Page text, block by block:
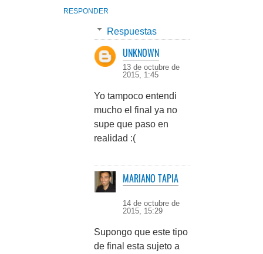
RESPONDER
Respuestas
UNKNOWN
13 de octubre de
2015, 1:45
Yo tampoco entendi
mucho el final ya no
supe que paso en
realidad :(
MARIANO TAPIA
14 de octubre de
2015, 15:29
Supongo que este tipo
de final esta sujeto a